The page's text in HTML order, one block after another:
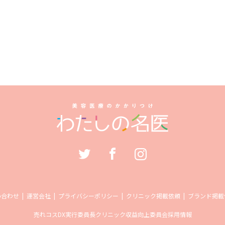
わせ 運営会社 プライバシーポリシー クリニック掲載依頼 ブランド掲
売れコスDX実行委員長クリニック収益向上委員会採用情報